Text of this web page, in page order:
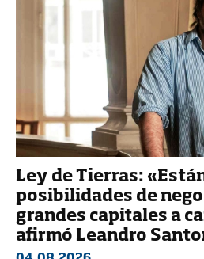
Ley de Tierras:
posibilidades de
grandes capitales a
afirmó Leandro